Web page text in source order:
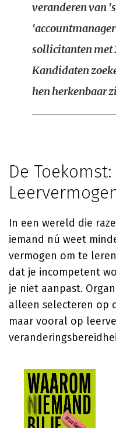
veranderen van
sollicitanten met
Kandidaten
hen herkenbaar
De
In een wereld die
iemand nú weet
vermogen om te
dat je incompetent
je niet aanpast.
alleen selecteren op
maar vooral op